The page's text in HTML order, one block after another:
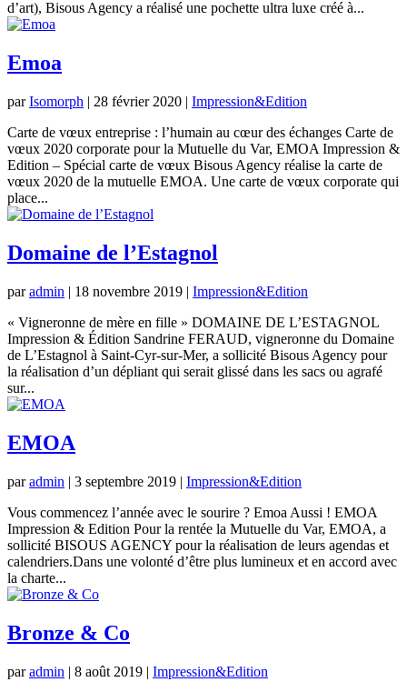
d’art), Bisous Agency a réalisé une pochette ultra luxe créé à...
Emoa
parIsomorph | 28 février 2020 | Impression&Edition
Carte de vœux entreprise : l’humain au cœur des échanges Carte de
vœux 2020 corporate pour la Mutuelle du Var, EMOA Impression &
Edition – Spécial carte de vœux Bisous Agency réalise la carte de
vœux 2020 de la mutuelle EMOA. Une carte de vœux corporate qui
place...
Domaine de l’Estagnol
paradmin | 18 novembre 2019 | Impression&Edition
« Vigneronne de mère en fille » DOMAINE DE L’ESTAGNOL
Impression & Édition Sandrine FERAUD, vigneronne du Domaine
de L’Estagnol à Saint-Cyr-sur-Mer, a sollicité Bisous Agency pour
la réalisation d’un dépliant qui serait glissé dans les sacs ou agrafé
sur...
EMOA
paradmin | 3 septembre 2019 | Impression&Edition
Vous commencez l’année avec le sourire ? Emoa Aussi ! EMOA
Impression & Edition Pour la rentée la Mutuelle du Var, EMOA, a
sollicité BISOUS AGENCY pour la réalisation de leurs agendas et
calendriers.Dans une volonté d’être plus lumineux et en accord avec
la charte...
Bronze & Co
paradmin | 8 août 2019 | Impression&Edition